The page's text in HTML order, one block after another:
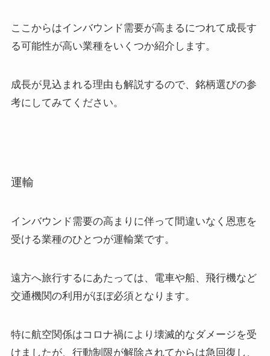
ここからはインバウンド需要が高まるにつれて成長す
る可能性が高い業種をいくつか紹介します。
成長が見込まれる理由も解説するので、銘柄選びの参
考にしてみてください。
運輸
インバウンド需要の高まりに伴って間違いなく恩恵を
受ける業種のひとつが運輸業です。
遠方へ旅行するにあたっては、電車や船、飛行機など
交通機関の利用がほぼ必須となります。
特に航空関係はコロナ禍により壊滅的なダメージを受
けましたが、行動制限が解除されてからは急回復し、